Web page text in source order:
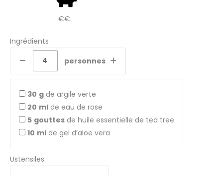
€€
Ingrédients
personnes
30 g de argile verte
20 ml de eau de rose
5 gouttes de huile essentielle de tea tree
10 ml de gel d’aloe vera
Ustensiles